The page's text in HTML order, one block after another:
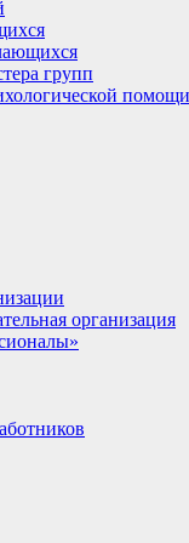
групп
помощи
организация